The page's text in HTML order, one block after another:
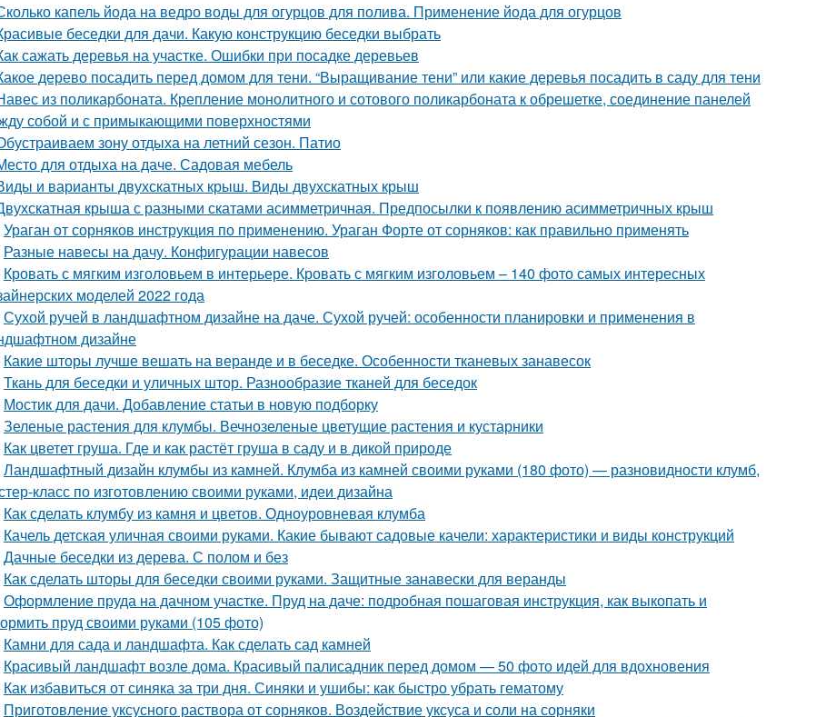
капель йода на ведро воды для огурцов для полива. Применение йода для огурцов
беседки для дачи. Какую конструкцию беседки выбрать
сажать деревья на участке. Ошибки при посадке деревьев
дерево посадить перед домом для тени. “Выращивание тени” или какие деревья посадить в саду для тени
из поликарбоната. Крепление монолитного и сотового поликарбоната к обрешетке, соединение панелей
собой и с примыкающими поверхностями
зону отдыха на летний сезон. Патио
для отдыха на даче. Садовая мебель
и варианты двухскатных крыш. Виды двухскатных крыш
крыша с разными скатами асимметричная. Предпосылки к появлению асимметричных крыш
Ураган от сорняков инструкция по применению. Ураган Форте от сорняков: как правильно применять
Разные навесы на дачу. Конфигурации навесов
Кровать с мягким изголовьем в интерьере. Кровать с мягким изголовьем – 140 фото самых интересных
моделей 2022 года
Сухой ручей в ландшафтном дизайне на даче. Сухой ручей: особенности планировки и применения в
дизайне
Какие шторы лучше вешать на веранде и в беседке. Особенности тканевых занавесок
Ткань для беседки и уличных штор. Разнообразие тканей для беседок
Мостик для дачи. Добавление статьи в новую подборку
Зеленые растения для клумбы. Вечнозеленые цветущие растения и кустарники
Как цветет груша. Где и как растёт груша в саду и в дикой природе
Ландшафтный дизайн клумбы из камней. Клумба из камней своими руками (180 фото) — разновидности клумб,
класс по изготовлению своими руками, идеи дизайна
Как сделать клумбу из камня и цветов. Одноуровневая клумба
Качель детская уличная своими руками. Какие бывают садовые качели: характеристики и виды конструкций
Дачные беседки из дерева. С полом и без
Как сделать шторы для беседки своими руками. Защитные занавески для веранды
Оформление пруда на дачном участке. Пруд на даче: подробная пошаговая инструкция, как выкопать и
пруд своими руками (105 фото)
Камни для сада и ландшафта. Как сделать сад камней
Красивый ландшафт возле дома. Красивый палисадник перед домом — 50 фото идей для вдохновения
Как избавиться от синяка за три дня. Синяки и ушибы: как быстро убрать гематому
Приготовление уксусного раствора от сорняков. Воздействие уксуса и соли на сорняки